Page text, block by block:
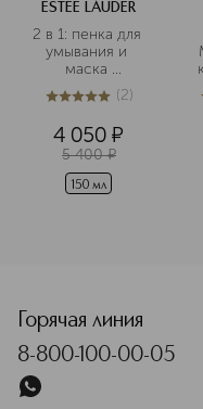
ESTEE LAUDER
2 в 1: пенка для
умывания и
маска
очищающая
5из 52 (2)
4 050 ¤
5 400 ¤
150 мл
Горячая линия
8-800-100-00-05